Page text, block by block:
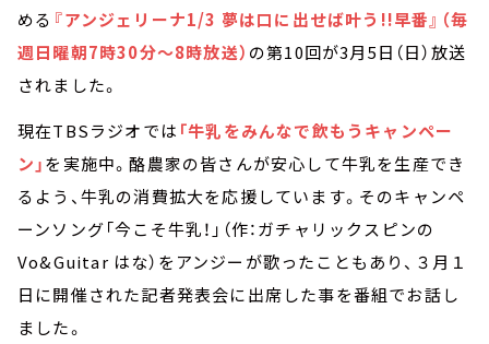
める 『アンジェリーナ1/3 夢は口に出せば叶う!!早番』（毎
週日曜朝7時30分～8時放送） の第10回が3月5日（日）放送
されました。
現在TBSラジオでは 「牛乳をみんなで飲もうキャンペー
ン」を実施中。酪農家の皆さんが安心して牛乳を生産でき
るよう、牛乳の消費拡大を応援しています。そのキャンペ
ーンソング「今こそ牛乳！」（作：ガチャリックスピンの
Vo&Guitar はな）をアンジーが歌ったこともあり、３月１
日に開催された記者発表会に出席した事を番組でお話し
ました。